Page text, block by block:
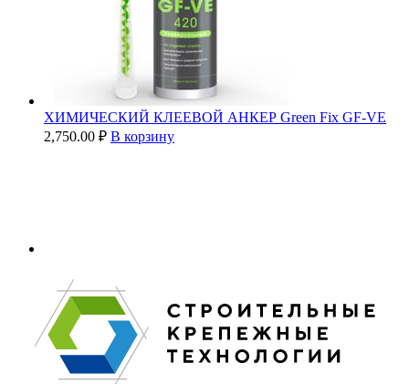
ХИМИЧЕСКИЙ КЛЕЕВОЙ АНКЕР Green Fix GF-VE
2,750.00 ₽ В корзину